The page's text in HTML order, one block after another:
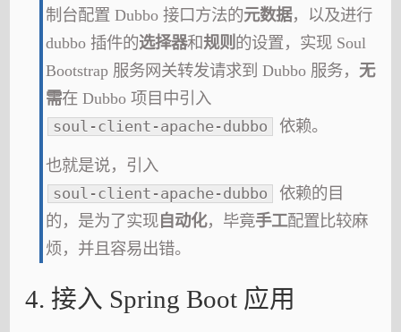
制台配置 Dubbo 接口方法的元数据，以及进行
dubbo 插件的选择器和规则 的设置，实现 Soul
Bootstrap 服务网关转发请求到 Dubbo 服务， 无
需在 Dubbo 项目中引入
soul-client-apache-dubbo 依赖。
也就是说，引入
soul-client-apache-dubbo
依赖的目
的，是为了实现自动化，毕竟手工配置比较麻
烦，并且容易出错。
4. 接入 Spring Boot 应用